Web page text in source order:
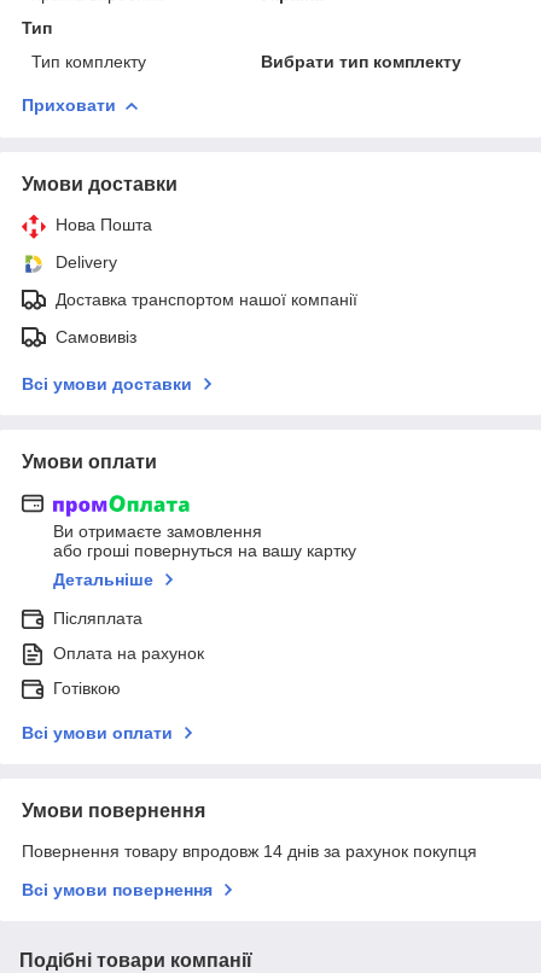
Тип
Тип комплекту
Вибрати тип комплекту
Приховати
Умови доставки
Нова Пошта
Delivery
Доставка транспортом нашої компанії
Самовивіз
Всі умови доставки
Умови оплати
Ви отримаєте замовлення
або гроші повернуться на вашу картку
Детальніше
Післяплата
Оплата на рахунок
Готівкою
Всі умови оплати
Умови повернення
Повернення товару впродовж 14 днів за рахунок покупця
Всі умови повернення
Подібні товари компанії